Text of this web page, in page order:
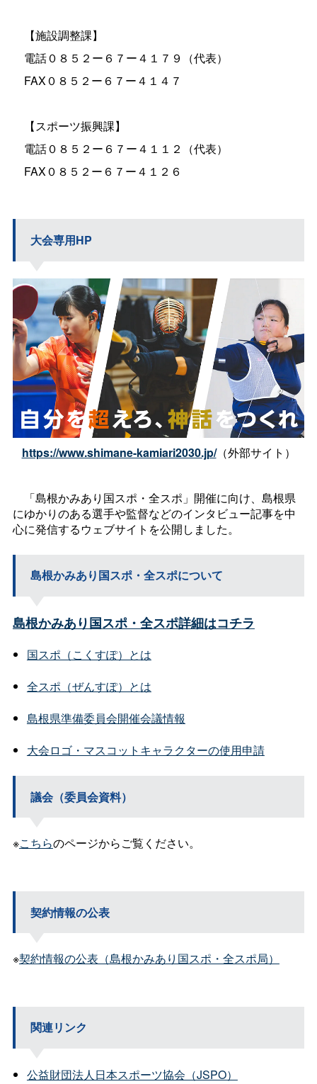
【施設調整課】
電話０８５２ー６７ー４１７９（代表）
FAX０８５２ー６７ー４１４７
【スポーツ振興課】
電話０８５２ー６７ー４１１２（代表）
FAX０８５２ー６７ー４１２６
大会専用HP
https://www.shimane-kamiari2030.jp/（外部サイト）
「島根かみあり国スポ・全スポ」開催に向け、島根県
にゆかりのある選手や監督などのインタビュー記事を中
心に発信するウェブサイトを公開しました。
島根かみあり国スポ・全スポについて
島根かみあり国スポ・全スポ詳細はコチラ
国スポ（こくすぽ）とは
全スポ（ぜんすぽ）とは
島根県準備委員会開催会議情報
大会ロゴ・マスコットキャラクターの使用申請
議会（委員会資料）
※こちらのページからご覧ください。
契約情報の公表
※契約情報の公表（島根かみあり国スポ・全スポ局）
関連リンク
公益財団法人日本スポーツ協会（JSPO）